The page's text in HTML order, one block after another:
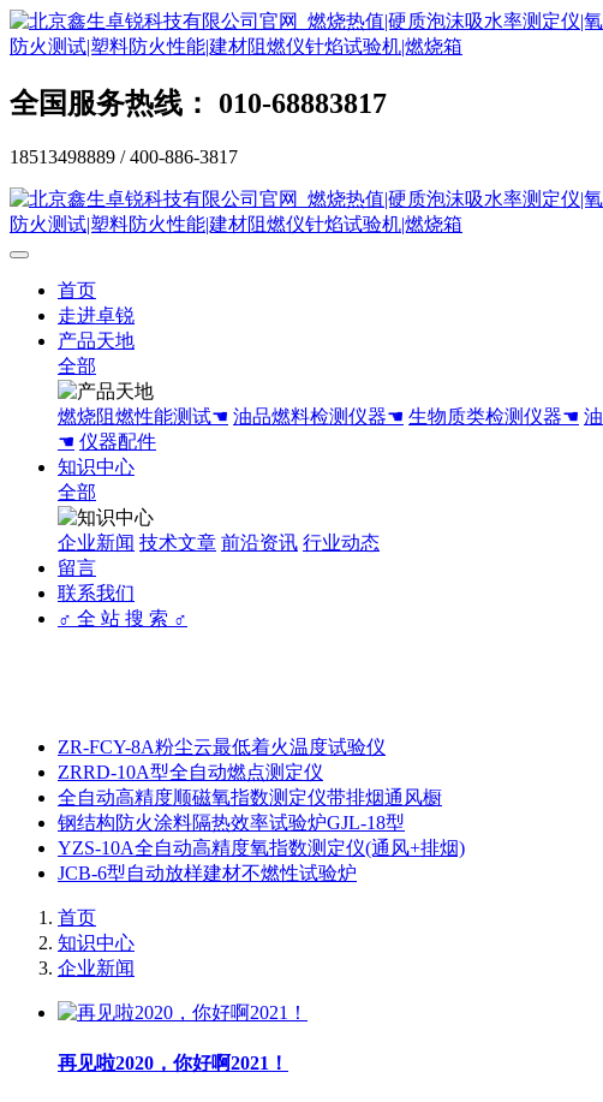
全国服务热线： 010-68883817
18513498889 / 400-886-3817
首页
走进卓锐
产品天地
全部
燃烧阻燃性能测试☚ 油品燃料检测仪器☚ 生物质类检测仪器☚
☚ 仪器配件
知识中心
全部
企业新闻 技术文章 前沿资讯 行业动态
留言
联系我们
♂ 全 站 搜 索 ♂
ZR-FCY-8A粉尘云最低着火温度试验仪
ZRRD-10A型全自动燃点测定仪
全自动高精度顺磁氧指数测定仪带排烟通风橱
钢结构防火涂料隔热效率试验炉GJL-18型
YZS-10A全自动高精度氧指数测定仪(通风+排烟)
JCB-6型自动放样建材不燃性试验炉
首页
知识中心
企业新闻
再见啦2020，你好啊2021！